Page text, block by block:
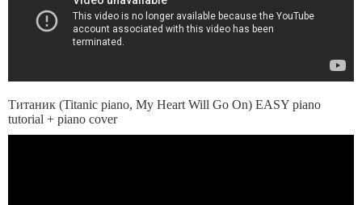
Титаник (Titanic piano, My Heart Will Go On) EASY piano
tutorial + piano cover